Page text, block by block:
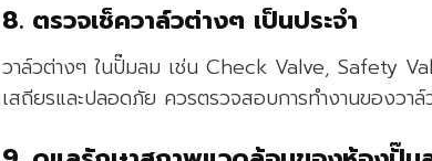
8. ตรวจเช็ควาล์วต่างๆ เป็นประจำ
วาล์วต่างๆ ในปั๊มลม เช่น Check Valve, Safety
เสถียรและปลอดภัย ควรตรวจสอบการทำงานของว